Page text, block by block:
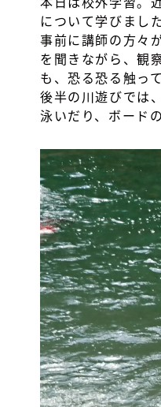
について学びまし
事前に講師の方々
を聞きながら、観
も、恐る恐る触っ
後半の川遊びでは
泳いだり、ボード